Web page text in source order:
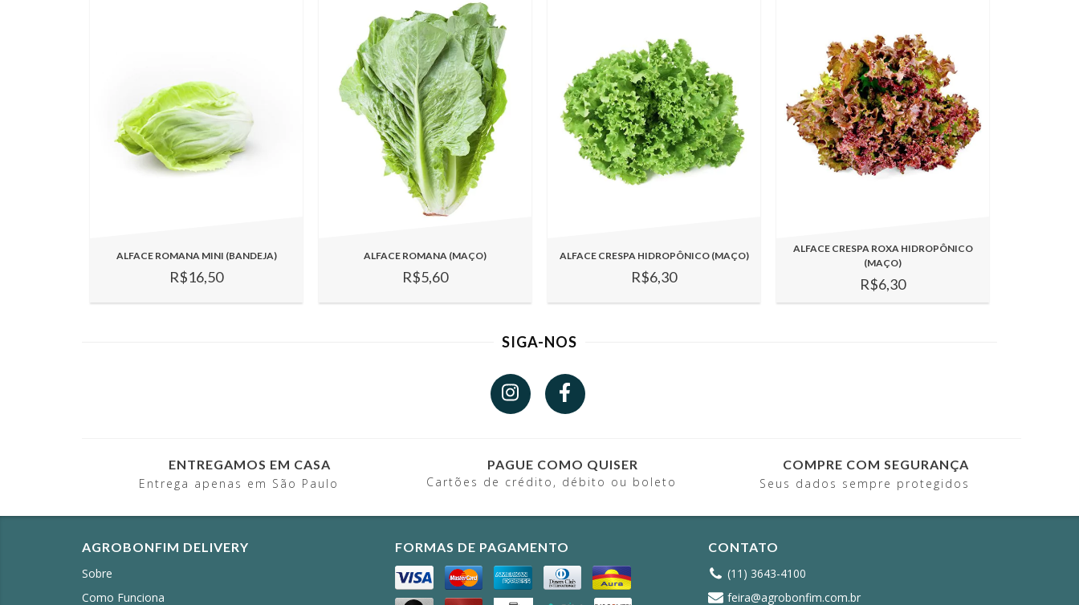
ALFACE ROMANA MINI (BANDEJA)
R$16,50
ALFACE ROMANA (MAÇO)
R$5,60
ALFACE CRESPA HIDROPÔNICO (MAÇO)
R$6,30
ALFACE CRESPA ROXA HIDROPÔNICO
(MAÇO)
R$6,30
SIGA-NOS
ENTREGAMOS EM CASA
Entrega apenas em São Paulo
PAGUE COMO QUISER
Cartões de crédito, débito ou boleto
COMPRE COM SEGURANÇA
Seus dados sempre protegidos
AGROBONFIM DELIVERY
Sobre
Como Funciona
FORMAS DE PAGAMENTO
CONTATO
(11) 3643-4100
feira@agrobonfim.com.br